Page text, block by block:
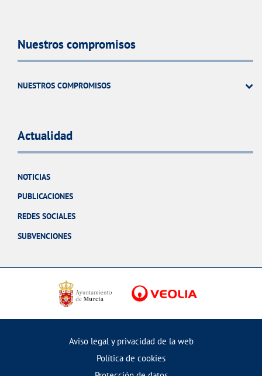
Nuestros compromisos
NUESTROS COMPROMISOS
Actualidad
NOTICIAS
PUBLICACIONES
REDES SOCIALES
SUBVENCIONES
Aviso legal y privacidad de la web
Política de cookies